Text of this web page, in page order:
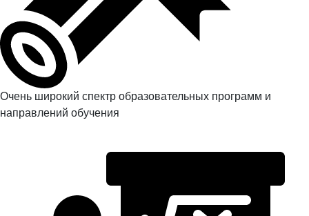
Очень широкий спектр образовательных программ и
направлений обучения